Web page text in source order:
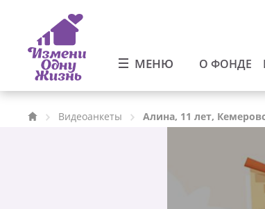
МЕНЮ О ФОНДЕ
Видеоанкеты Алина, 11 лет,